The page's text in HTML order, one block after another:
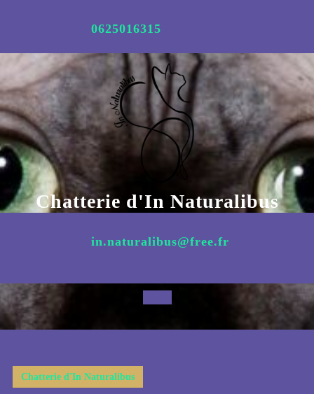
0625016315
Chatterie d'In Naturalibus
in.naturalibus@free.fr
Open
Button
Chatterie d'In Naturalibus